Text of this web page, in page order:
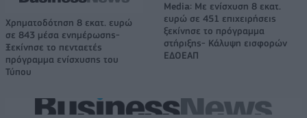
Χρηματοδότηση 8 εκατ. ευρώ
σε 843 μέσα ενημέρωσης-
Ξεκίνησε το πενταετές
πρόγραμμα ενίσχυσης του
Τύπου
Media: Με ενίσχυση 8 εκατ.
ευρώ σε 451 επιχειρήσεις
ξεκίνησε το πρόγραμμα
στήριξης- Κάλυψη εισφορών
ΕΔΟΕΑΠ